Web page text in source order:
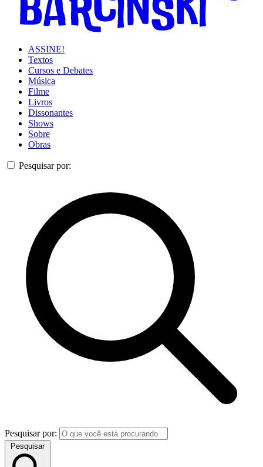
ASSINE!
Textos
Cursos e Debates
Música
Filme
Livros
Dissonantes
Shows
Sobre
Obras
Pesquisar por:
Pesquisar por:
Pesquisar